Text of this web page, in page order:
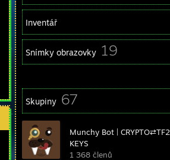
Inventář
Snímky obrazovky 19
Skupiny 67
Munchy Bot | CRYPTO⇄TF2
KEYS
1 368 členů